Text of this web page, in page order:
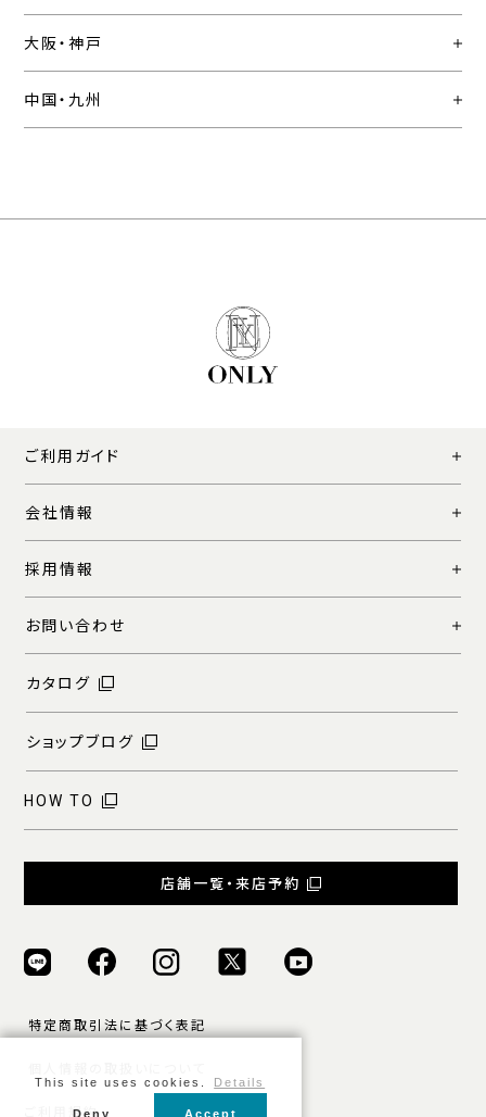
大阪・神戸
中国・九州
ご利用ガイド
会社情報
採用情報
お問い合わせ
カタログ
ショップブログ
HOW TO
店舗一覧・来店予約
特定商取引法に基づく表記
ご利用規約
This site uses cookies. Details
Deny Accept